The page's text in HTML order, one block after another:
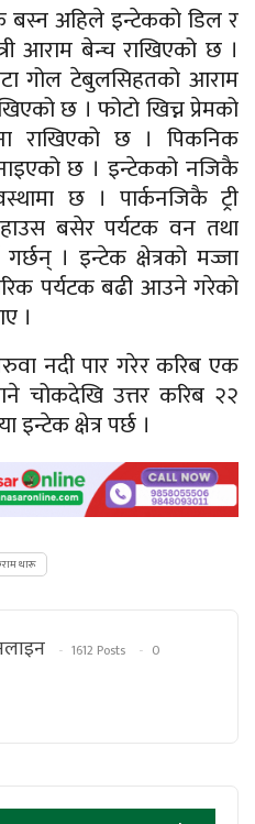
बस्न अहिले इन्टेकको डिल र
आराम बेन्च राखिएको छ ।
गोल टेबुलसिहतको आराम
छ । फोटो खिच्न प्रेमको
राखिएको छ । पिकनिक
छ । इन्टेकको नजिकै
छ । पार्कनजिकै ट्री
बसेर पर्यटक वन तथा
। इन्टेक क्षेत्रको मज्जा
पर्यटक बढी आउने गरेको
।
नदी पार गरेर करिब एक
चोकदेखि उत्तर करिब २२
क्षेत्र पर्छ ।
थारू
1612 Posts
0